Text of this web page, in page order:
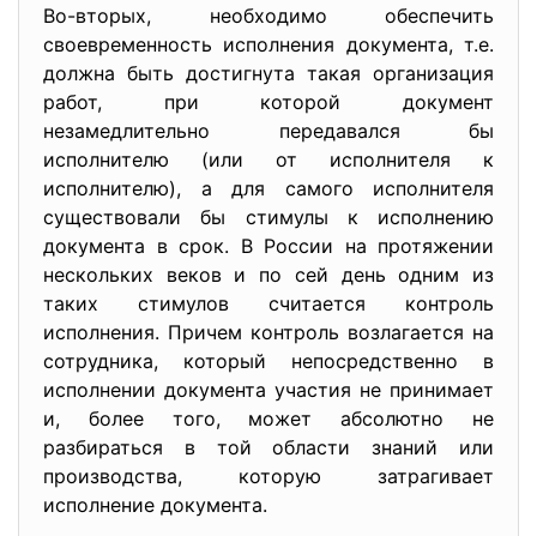
Во-вторых, необходимо обеспечить
своевременность исполнения документа, т.е.
должна быть достигнута такая организация
работ, при которой документ
незамедлительно передавался бы
исполнителю (или от исполнителя к
исполнителю), а для самого исполнителя
существовали бы стимулы к исполнению
документа в срок. В России на протяжении
нескольких веков и по сей день одним из
таких стимулов считается контроль
исполнения. Причем контроль возлагается на
сотрудника, который непосредственно в
исполнении документа участия не принимает
и, более того, может абсолютно не
разбираться в той области знаний или
производства, которую затрагивает
исполнение документа.